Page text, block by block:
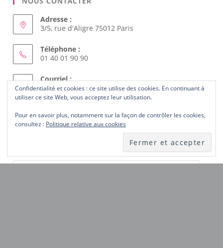
NOUS CONTACTER
Adresse :
3/5, rue d'Aligre 75012 Paris
Téléphone :
01 40 01 90 90
Courriel :
femmes.solidaires@wanadoo.frS’ouvre
dans
application
ABONNEZ-VOUS AU SITE
Confidentialité et cookies : ce site utilise des cookies. En continuant à
utiliser ce site Web, vous acceptez leur utilisation.
Pour en savoir plus, notamment sur la façon de contrôler les cookies,
consultez : Politique relative aux cookies